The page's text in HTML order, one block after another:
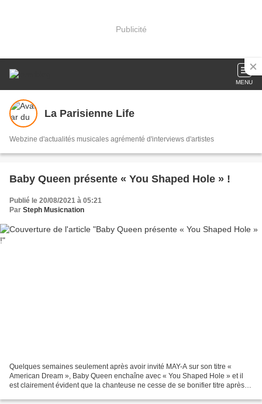
Publicité
MENU
La Parisienne Life
Webzine d'actualités musicales agrémenté d'interviews d'artistes
Baby Queen présente « You Shaped Hole » !
Publié le 20/08/2021 à 05:21
Par Steph Musicnation
Quelques semaines seulement après avoir invité MAY-A sur son titre «
American Dream », Baby Queen enchaîne avec « You Shaped Hole » et il
est clairement évident que la chanteuse ne cesse de se bonifier titre après